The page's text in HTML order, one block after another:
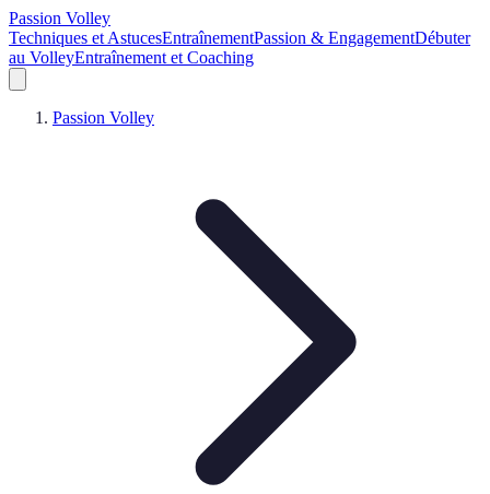
Passion Volley
Techniques et AstucesEntraînementPassion & EngagementDébuter
au VolleyEntraînement et Coaching
Passion Volley